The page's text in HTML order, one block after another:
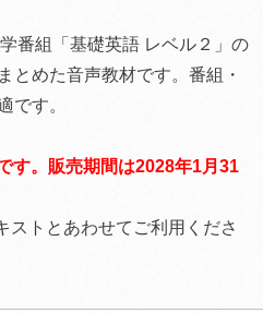
番組「基礎英語 レベル２」の
とめた音声教材です。番組・
です。
す。販売期間は2028年1月31
トとあわせてご利用くださ